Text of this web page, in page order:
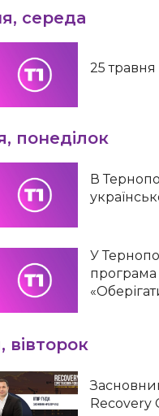
середа
25
понеділок
В
У
програма
вівторок
Recovery